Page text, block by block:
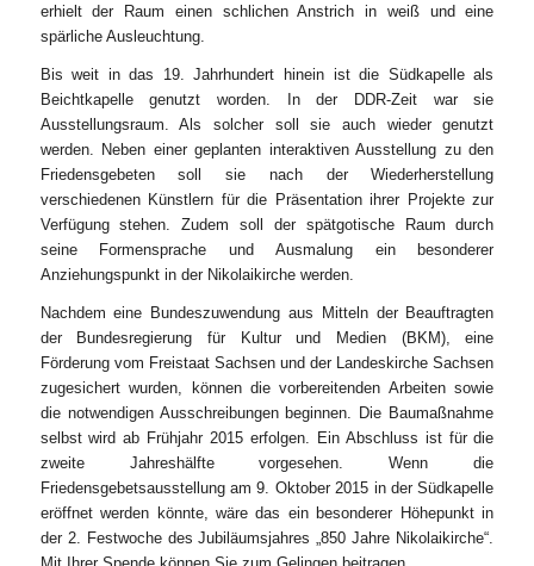
erhielt der Raum einen schlichen Anstrich in weiß und eine
spärliche Ausleuchtung.
Bis weit in das 19. Jahrhundert hinein ist die Südkapelle als
Beichtkapelle genutzt worden. In der DDR-Zeit war sie
Ausstellungsraum. Als solcher soll sie auch wieder genutzt
werden. Neben einer geplanten interaktiven Ausstellung zu den
Friedensgebeten soll sie nach der Wiederherstellung
verschiedenen Künstlern für die Präsentation ihrer Projekte zur
Verfügung stehen. Zudem soll der spätgotische Raum durch
seine Formensprache und Ausmalung ein besonderer
Anziehungspunkt in der Nikolaikirche werden.
Nachdem eine Bundeszuwendung aus Mitteln der Beauftragten
der Bundesregierung für Kultur und Medien (BKM), eine
Förderung vom Freistaat Sachsen und der Landeskirche Sachsen
zugesichert wurden, können die vorbereitenden Arbeiten sowie
die notwendigen Ausschreibungen beginnen. Die Baumaßnahme
selbst wird ab Frühjahr 2015 erfolgen. Ein Abschluss ist für die
zweite Jahreshälfte vorgesehen. Wenn die
Friedensgebetsausstellung am 9. Oktober 2015 in der Südkapelle
eröffnet werden könnte, wäre das ein besonderer Höhepunkt in
der 2. Festwoche des Jubiläumsjahres „850 Jahre Nikolaikirche“.